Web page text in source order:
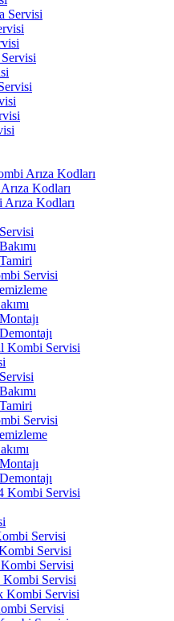
Servisi
Arıza Kodları
Kodları
Kodları
Servisi
Kombi Servisi
Servisi
Kombi Servisi
Servisi
Servisi
Servisi
Kombi Servisi
Kombi Servisi
Servisi